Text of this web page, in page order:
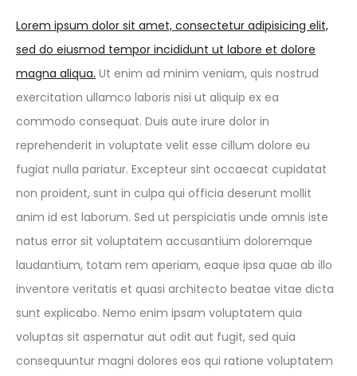
Lorem ipsum dolor sit amet, consectetur adipisicing elit,
sed do eiusmod tempor incididunt ut labore et dolore
magna aliqua. Ut enim ad minim veniam, quis nostrud
exercitation ullamco laboris nisi ut aliquip ex ea
commodo consequat. Duis aute irure dolor in
reprehenderit in voluptate velit esse cillum dolore eu
fugiat nulla pariatur. Excepteur sint occaecat cupidatat
non proident, sunt in culpa qui officia deserunt mollit
anim id est laborum. Sed ut perspiciatis unde omnis iste
natus error sit voluptatem accusantium doloremque
laudantium, totam rem aperiam, eaque ipsa quae ab illo
inventore veritatis et quasi architecto beatae vitae dicta
sunt explicabo. Nemo enim ipsam voluptatem quia
voluptas sit aspernatur aut odit aut fugit, sed quia
consequuntur magni dolores eos qui ratione voluptatem